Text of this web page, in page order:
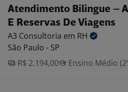
Atendimento Bilingue –
E Reservas De Viagens
A3 Consultoria em RH
São Paulo - SP
R$ 2.194,00
Ensino Médio